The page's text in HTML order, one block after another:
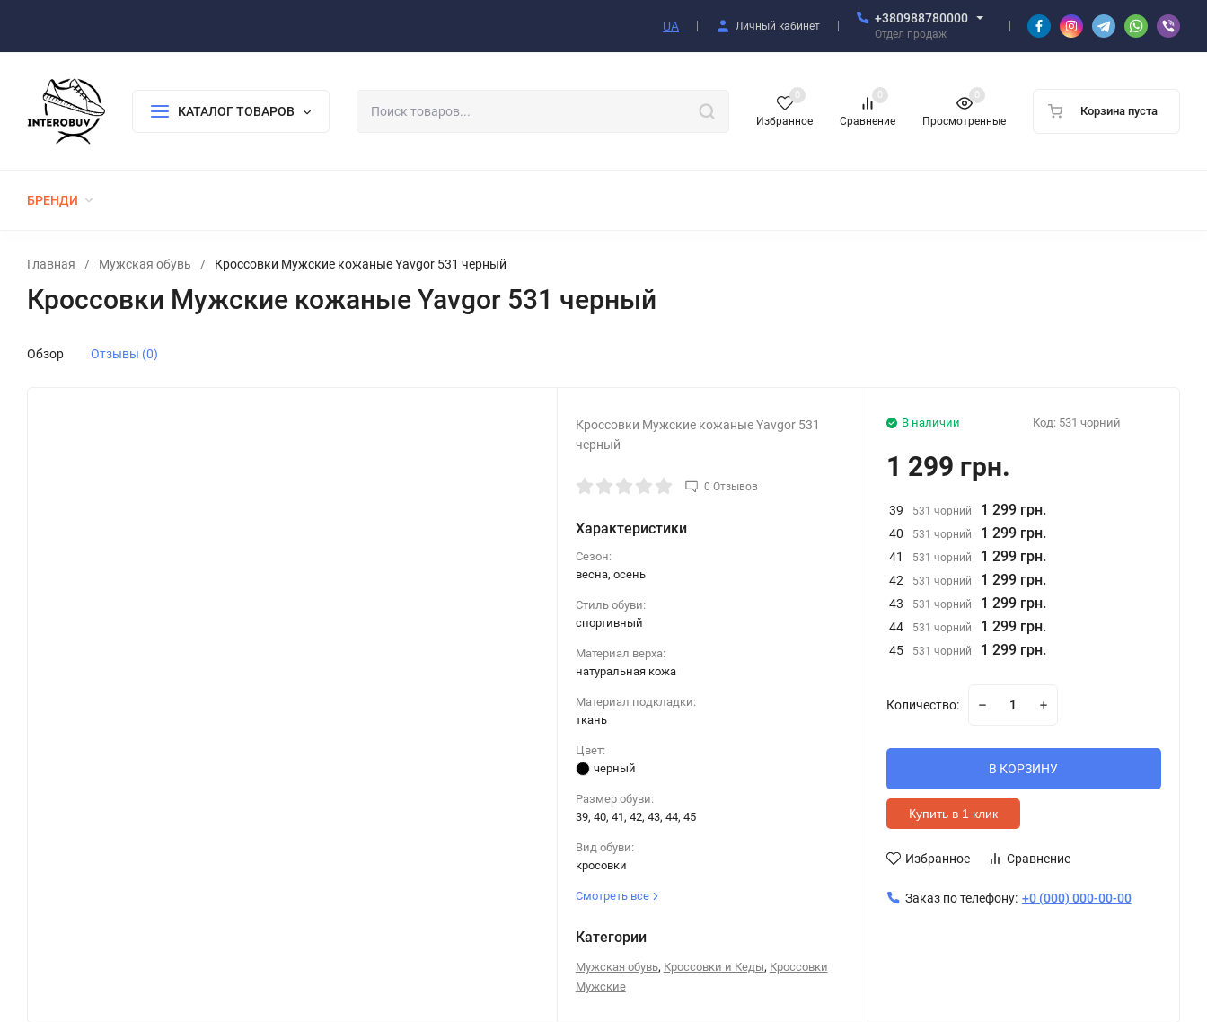
UA Личный кабинет
+380988780000
Отдел продаж
КАТАЛОГ ТОВАРОВ
Избранное
0
Сравнение
0
Просмотренные
0
Корзина пуста
БРЕНДИ
Главная / Мужская обувь / Кроссовки Мужские кожаные Yavgor 531 черный
Кроссовки Мужские кожаные Yavgor 531 черный
Обзор Отзывы (0)
Кроссовки Мужские кожаные Yavgor 531
черный
0 Отзывов
Характеристики
Сезон:
весна, осень
Стиль обуви:
спортивный
Материал верха:
натуральная кожа
Материал подкладки:
ткань
Цвет:
черный
Размер обуви:
39, 40, 41, 42, 43, 44, 45
Вид обуви:
кросовки
Смотреть все
Категории
Мужская обувь, Кроссовки и Кеды, Кроссовки
Мужские
В наличии Код: 531 чорний
1 299 грн.
39 531 чорний 1 299 грн.
40 531 чорний 1 299 грн.
41 531 чорний 1 299 грн.
42 531 чорний 1 299 грн.
43 531 чорний 1 299 грн.
44 531 чорний 1 299 грн.
45 531 чорний 1 299 грн.
Количество:
В КОРЗИНУ
Купить в 1 клик
Избранное Сравнение
Заказ по телефону: +0 (000) 000-00-00